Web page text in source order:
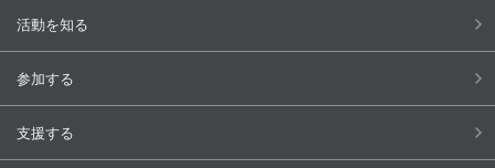
活動を知る
参加する
支援する